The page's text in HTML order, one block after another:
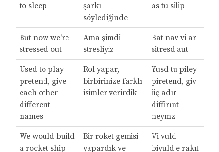
to sleep
şarkı
söylediğinde
as tu silip
But now we're
stressed out
Ama şimdi
stresliyiz
Bat nav vi ar
sitresd aut
Used to play
pretend, give
each other
different
names
Rol yapar,
birbirinize farklı
isimler verirdik
Yusd tu piley
piretend, giv
iiç adır
diffirınt
neymz
We would build
a rocket ship
Bir roket gemisi
yapardık ve
Vi vuld
biyuld e rakıt